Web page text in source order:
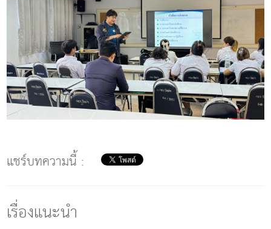
แชร์บทความนี้ :
เรื่องแนะนำ